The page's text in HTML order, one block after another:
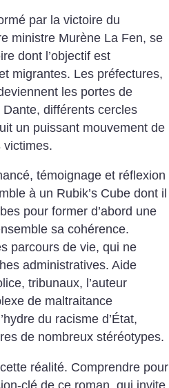
par la victoire du
ministre Murène La Fen, se
dont l’objectif est
migrantes. Les préfectures,
les portes de
Dante, différents cercles
un puissant mouvement de
victimes.
témoignage et réflexion
à un Rubik’s Cube dont il
pour former d’abord une
sa cohérence.
parcours de vie, qui ne
administratives. Aide
tribunaux, l’auteur
de maltraitance
du racisme d’État,
de nombreux stéréotypes.
réalité. Comprendre pour
clé de ce roman, qui invite